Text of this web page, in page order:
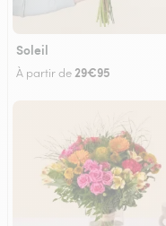
Soleil
À partir de29€95